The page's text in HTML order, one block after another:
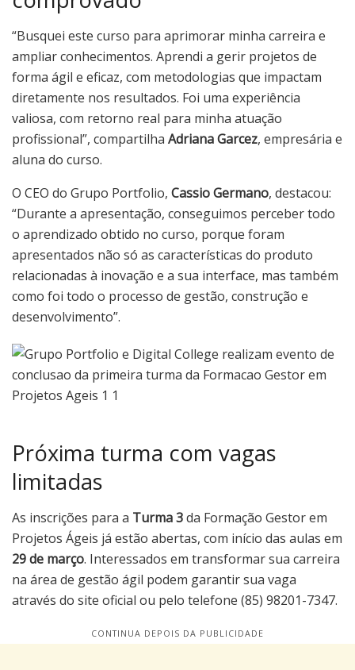
“Busquei este curso para aprimorar minha carreira e
ampliar conhecimentos. Aprendi a gerir projetos de
forma ágil e eficaz, com metodologias que impactam
diretamente nos resultados. Foi uma experiência
valiosa, com retorno real para minha atuação
profissional”, compartilha Adriana Garcez, empresária e
aluna do curso.
O CEO do Grupo Portfolio, Cassio Germano, destacou:
“Durante a apresentação, conseguimos perceber todo
o aprendizado obtido no curso, porque foram
apresentados não só as características do produto
relacionadas à inovação e a sua interface, mas também
como foi todo o processo de gestão, construção e
desenvolvimento”.
Próxima turma com vagas
limitadas
As inscrições para a Turma 3da Formação Gestor em
Projetos Ágeis já estão abertas, com início das aulas em
29 de março. Interessados em transformar sua carreira
na área de gestão ágil podem garantir sua vaga
através do site oficial ou pelo telefone (85) 98201-7347.
CONTINUA DEPOIS DA PUBLICIDADE